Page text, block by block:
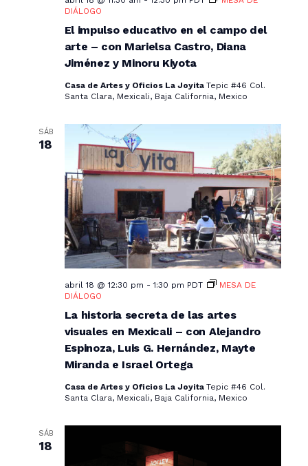
El impulso educativo en el campo del
arte – con Marielsa Castro, Diana
Jiménez y Minoru Kiyota
DIÁLOGO
Casa de Artes y Oficios La Joyita Tepic #46 Col.
Santa Clara, Mexicali, Baja California, Mexico
SÁB
18
La historia secreta de las artes
visuales en Mexicali – con Alejandro
Espinoza, Luis G. Hernández, Mayte
Miranda e Israel Ortega
abril 18 @ 12:30 pm -1:30 pm PDT
MESA DE
DIÁLOGO
Casa de Artes y Oficios La Joyita Tepic #46 Col.
Santa Clara, Mexicali, Baja California, Mexico
SÁB
18